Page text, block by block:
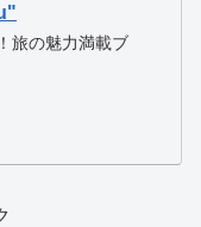
旅の魅力満載ブ